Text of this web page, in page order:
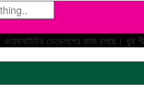
ওয়েবসাইটের ডেভেলপের কাজ চলছে। খুব